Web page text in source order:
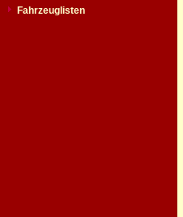
Fahrzeuglisten